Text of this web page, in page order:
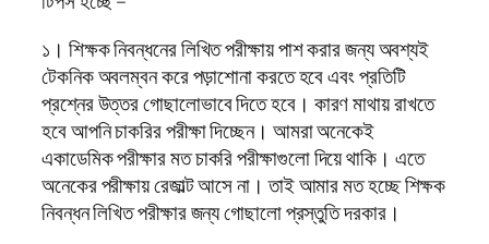
১। শিক্ষক নিবন্ধনের লিখিত পরীক্ষায় পাশ করার জন্য অবশ্যই
টেকনিক অবলম্বন করে পড়াশোনা করতে হবে এবং প্রতিটি
প্রশ্নের উত্তর গোছালোভাবে দিতে হবে। কারণ মাথায় রাখতে
হবে আপনি চাকরির পরীক্ষা দিচ্ছেন। আমরা অনেকেই
একাডেমিক পরীক্ষার মত চাকরি পরীক্ষাগুলো দিয়ে থাকি। এতে
অনেকের পরীক্ষায় রেজাল্ট আসে না। তাই আমার মত হচ্ছে শিক্ষক
নিবন্ধন লিখিত পরীক্ষার জন্য গোছালো প্রস্তুতি দরকার।